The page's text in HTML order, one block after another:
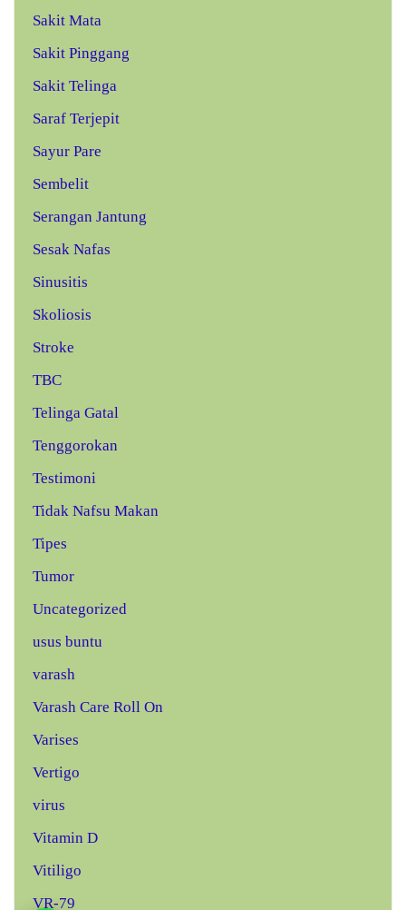
Sakit Mata
Sakit Pinggang
Sakit Telinga
Saraf Terjepit
Sayur Pare
Sembelit
Serangan Jantung
Sesak Nafas
Sinusitis
Skoliosis
Stroke
TBC
Telinga Gatal
Tenggorokan
Testimoni
Tidak Nafsu Makan
Tipes
Tumor
Uncategorized
usus buntu
varash
Varash Care Roll On
Varises
Vertigo
virus
Vitamin D
Vitiligo
VR-79